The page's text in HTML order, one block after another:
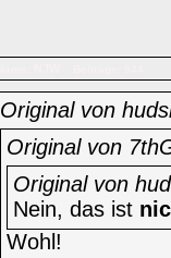
Original von
Original von
Original von
Nein, das ist
Wohl!